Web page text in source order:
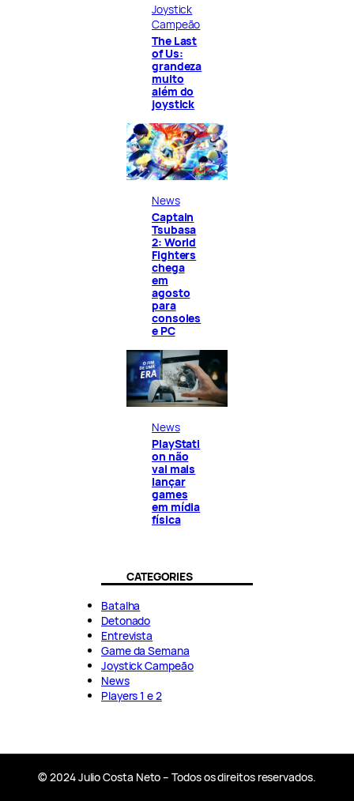
Joystick
Campeão
The Last
of Us:
grandeza
muito
além do
joystick
News
Captain
Tsubasa
2: World
Fighters
chega
em
agosto
para
consoles
e PC
News
PlayStati
on não
vai mais
lançar
games
em mídia
física
CATEGORIES
Batalha
Detonado
Entrevista
Game da Semana
Joystick Campeão
News
Players 1 e 2
© 2024 Julio Costa Neto – Todos os direitos reservados.